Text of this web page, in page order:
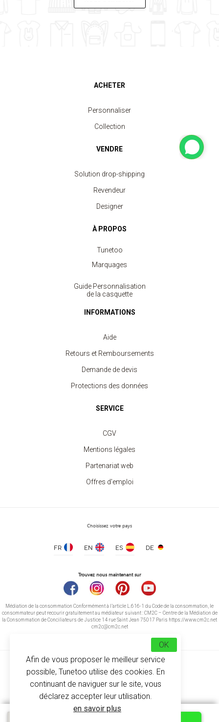
Casquette Trucker 5 panneaux
à partir de 2.80 €
ACHETER
Personnaliser
Collection
VENDRE
Solution drop-shipping
Revendeur
Designer
À PROPOS
Tunetoo
Marquages
Guide Personnalisation
de la casquette
INFORMATIONS
Aide
Retours et Remboursements
Demande de devis
Protections des données
SERVICE
CGV
Mentions légales
Partenariat web
Offres d'emploi
Choisissez votre pays
FR EN ES DE
Trouvez nous maintenant sur
Médiation de la consommation Conformément à l’article L.616-1 du Code de la consommation, le
consommateur peut recourir gratuitement au médiateur suivant : CM2C – Centre de la Médiation de
la Consommation de Conciliateurs de Justice 14 rue Saint Jean 75017 Paris https://www.cm2c.net
cm2c@cm2c.net
© Copyright 2026 -Tunetoo
Afin de vous proposer le meilleur service
possible, Tunetoo utilise des cookies. En
continuant de naviguer sur le site, vous
déclarez accepter leur utilisation.
en savoir plus
OK